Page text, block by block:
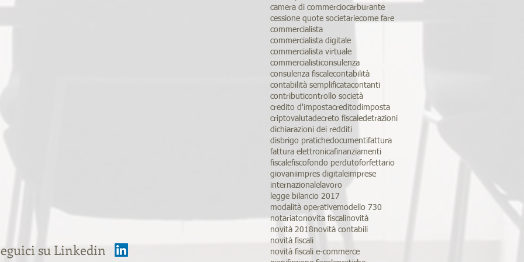
su Linkedin
camera di commerciocarburante
cessione quote societariecome fare
commercialista
commercialista digitale
commercialista virtuale
commercialisticonsulenza
consulenza fiscalecontabilità
contabilità semplificatacontanti
contributicontrollo società
credito d'impostacreditodimposta
criptovalutadecreto fiscaledetrazioni
dichiarazioni dei redditi
disbrigo pratichedocumentifattura
fattura elettronicafinanziamenti
fiscalefiscofondo perdutoforfettario
giovaniimpres digitaleimprese
internazionale lavoro
legge bilancio 2017
modalità operativemodello 730
notariatonovita fiscalinovità
novità 2018novità contabili
novità fiscali
novità fiscali e-commerce